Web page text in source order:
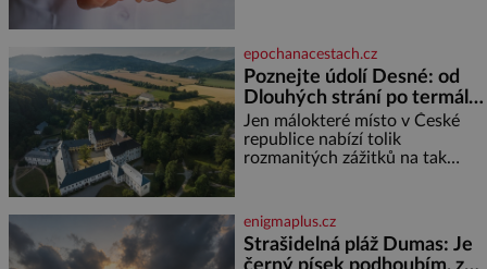
marně v paměti lovíte název
knížky, kterou jste nedávno
přečetli. Je to opravdu tak, s
věkem jako kdyby se paměť
rozhodla stávkovat. Cvičte
epochanacestach.cz
Poznejte údolí Desné: od
Dlouhých strání po termální
prameny
Jen málokteré místo v České
republice nabízí tolik
rozmanitých zážitků na tak
jediného dne můžete
nahlédnout do útrob jedné z
nejvýznamnějších vodních
enigmaplus.cz
Strašidelná pláž Dumas: Je